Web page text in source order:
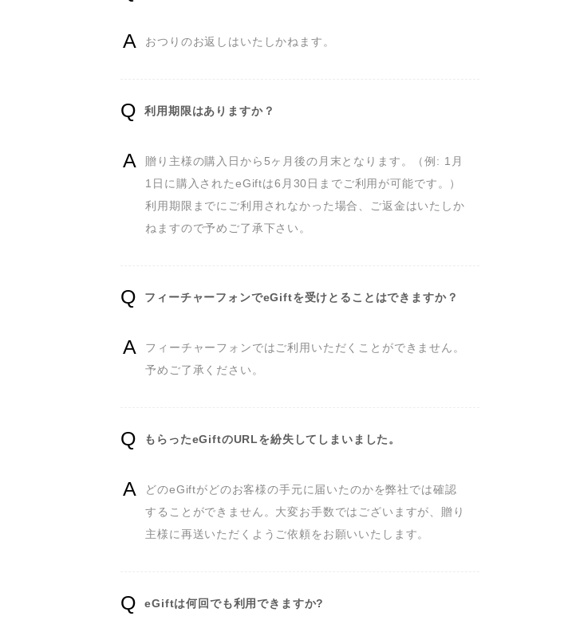
おつりのお返しはいたしかねます。
利用期限はありますか？
贈り主様の購入日から5ヶ月後の月末となります。（例: 1月
1日に購入されたeGiftは6月30日までご利用が可能です。）
利用期限までにご利用されなかった場合、ご返金はいたしか
ねますので予めご了承下さい。
フィーチャーフォンでeGiftを受けとることはできますか？
フィーチャーフォンではご利用いただくことができません。
予めご了承ください。
もらったeGiftのURLを紛失してしまいました。
どのeGiftがどのお客様の手元に届いたのかを弊社では確認
することができません。大変お手数ではございますが、贈り
主様に再送いただくようご依頼をお願いいたします。
eGiftは何回でも利用できますか?